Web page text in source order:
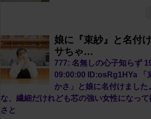
娘に『束紗』と名付
サちゃ…
777: 名無しの心子知らず
09:00:00 ID:osRg1HYa 「
かさ」と娘に名付けました
な、繊細だけれども芯の強い女性になっ
さと